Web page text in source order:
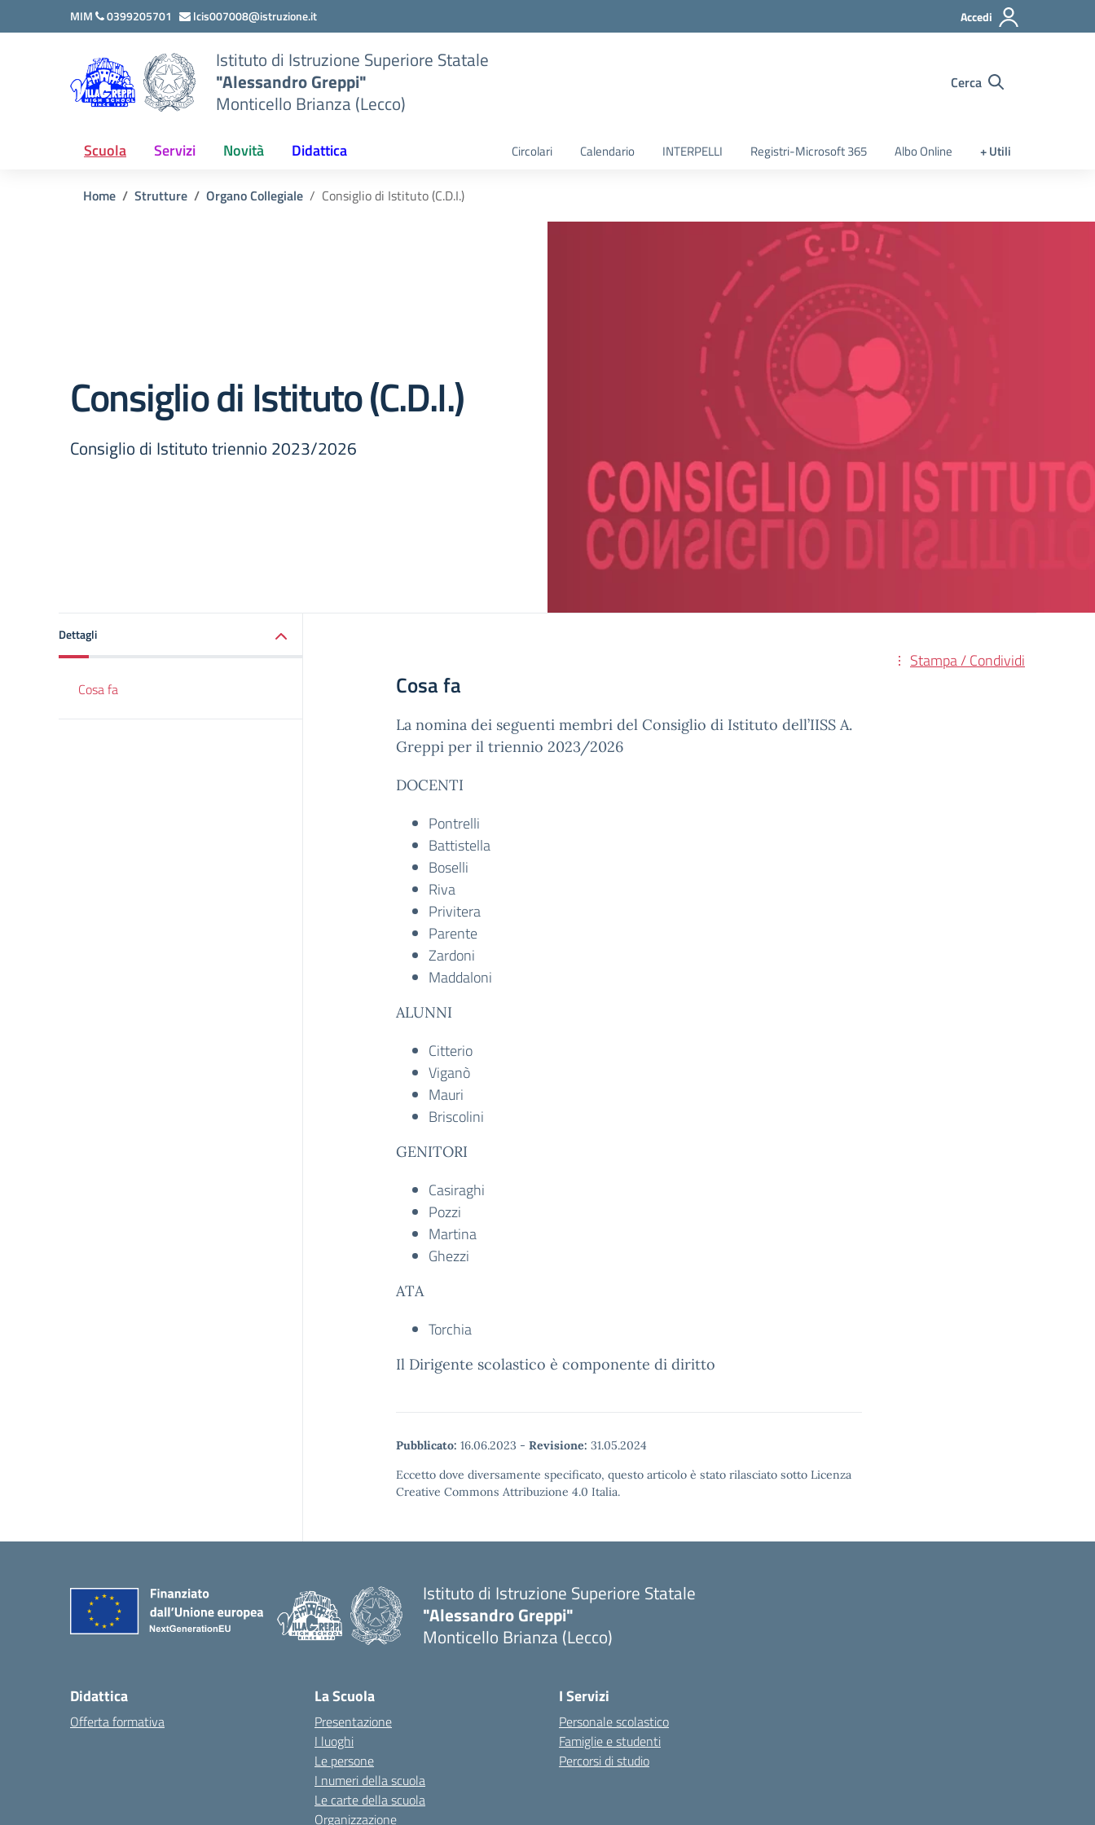
Vai ai contenuti
Vai al menu di navigazione
MIM 0399205701 lcis007008@istruzione.it Accedi
Istituto di Istruzione Superiore Statale
"Alessandro Greppi"
Monticello Brianza (Lecco)
Cerca
Scuola Servizi Novità Didattica Circolari Calendario INTERPELLI Registri-Microsoft 365 Albo Online + Utili
Home Strutture Organo Collegiale Consiglio di Istituto (C.D.I.)
Consiglio di Istituto (C.D.I.)
Consiglio di Istituto triennio 2023/2026
Dettagli
Cosa fa
Stampa / Condividi
Cosa fa
La nomina dei seguenti membri del Consiglio di Istituto dell’IISS A.
Greppi per il triennio 2023/2026
DOCENTI
Pontrelli
Battistella
Boselli
Riva
Privitera
Parente
Zardoni
Maddaloni
ALUNNI
Citterio
Viganò
Mauri
Briscolini
GENITORI
Casiraghi
Pozzi
Martina
Ghezzi
ATA
Torchia
Il Dirigente scolastico è componente di diritto
Pubblicato: 16.06.2023 - Revisione: 31.05.2024
Eccetto dove diversamente specificato, questo articolo è stato rilasciato sotto Licenza
Creative Commons Attribuzione 4.0 Italia.
Istituto di Istruzione Superiore Statale
"Alessandro Greppi"
Monticello Brianza (Lecco)
Didattica
Offerta formativa
La Scuola
Presentazione
I luoghi
Le persone
I numeri della scuola
Le carte della scuola
Organizzazione
I Servizi
Personale scolastico
Famiglie e studenti
Percorsi di studio